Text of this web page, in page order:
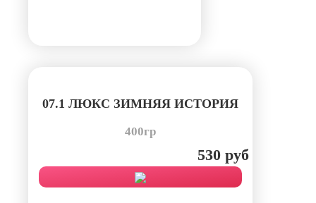
07.1 ЛЮКС ЗИМНЯЯ ИСТОРИЯ
400гр
530 руб